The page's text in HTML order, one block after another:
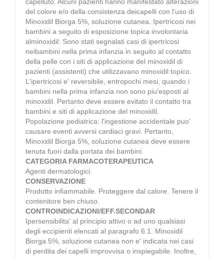
del colore e/o della consistenza deicapelli con l'uso di
Minoxidil Biorga 5%, soluzione cutanea. Ipertricosi nei
bambini a seguito di esposizione topica involontaria
alminoxidil: Sono stati segnalati casi di ipertricosi
neibambini nella prima infanzia in seguito al contatto
della pelle con i siti di applicazione del minoxidil di
pazienti (assistenti) che utilizzavano minoxidil topico.
L'ipertricosi e' reversibile, entropochi mesi, quando i
bambini nella prima infanzia non sono piu'esposti al
minoxidil. Pertanto deve essere evitato il contatto tra
bambini e siti di applicazione del minoxidil.
Popolazione pediatrica: l'ingestione accidentale puo'
causare eventi avversi cardiaci gravi. Pertanto,
Minoxidil Biorga 5%, soluzione cutanea deve essere
tenuta fuori dalla portata dei bambini.
CATEGORIA FARMACOTERAPEUTICA
Agenti dermatologici.
CONSERVAZIONE
Prodotto infiammabile. Proteggere dal calore. Tenere il
contenitore ben chiuso.
CONTROINDICAZIONI/EFF.SECONDAR
Ipersensibilita' al principio attivo o ad uno qualsiasi
degli eccipienti elencati al paragrafo 6.1. Minoxidil
Biorga 5%, soluzione cutanea non e' indicata nei casi
di perdita dei capelli improvvisa o inspiegabile. Inoltre,